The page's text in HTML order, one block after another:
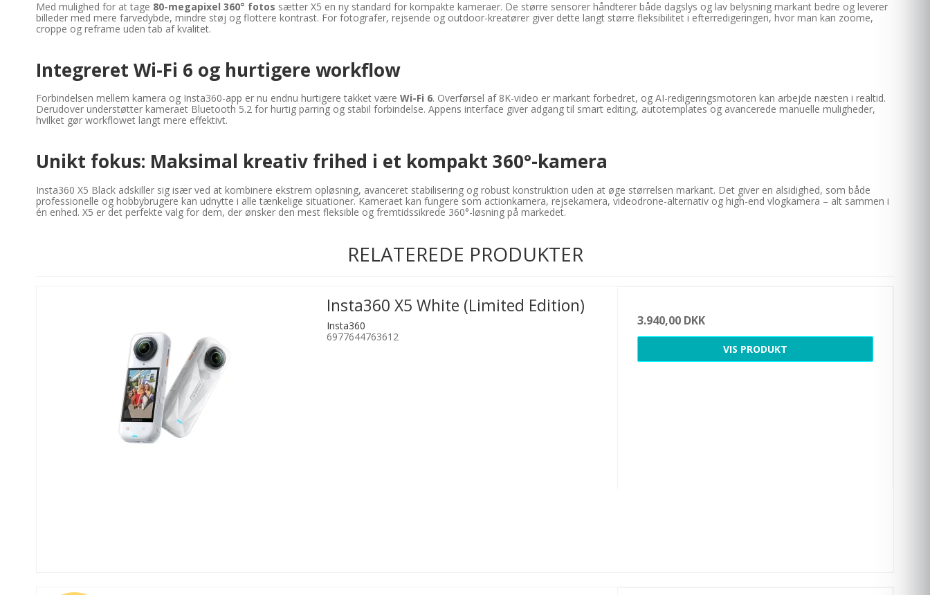
Med mulighed for at tage 80-megapixel 360° fotos sætter X5 en ny standard for kompakte kameraer. De større sensorer håndterer både dagslys og lav belysning markant bedre og leverer
billeder med mere farvedybde, mindre støj og flottere kontrast. For fotografer, rejsende og outdoor-kreatører giver dette langt større fleksibilitet i efterredigeringen, hvor man kan zoome,
croppe og reframe uden tab af kvalitet.
Integreret Wi-Fi 6 og hurtigere workflow
Forbindelsen mellem kamera og Insta360-app er nu endnu hurtigere takket være Wi-Fi 6. Overførsel af 8K-video er markant forbedret, og AI-redigeringsmotoren kan arbejde næsten i realtid.
Derudover understøtter kameraet Bluetooth 5.2 for hurtig parring og stabil forbindelse. Appens interface giver adgang til smart editing, autotemplates og avancerede manuelle muligheder,
hvilket gør workflowet langt mere effektivt.
Unikt fokus: Maksimal kreativ frihed i et kompakt 360°-kamera
Insta360 X5 Black adskiller sig især ved at kombinere ekstrem opløsning, avanceret stabilisering og robust konstruktion uden at øge størrelsen markant. Det giver en alsidighed, som både
professionelle og hobbybrugere kan udnytte i alle tænkelige situationer. Kameraet kan fungere som actionkamera, rejsekamera, videodrone-alternativ og high-end vlogkamera – alt sammen i
én enhed. X5 er det perfekte valg for dem, der ønsker den mest fleksible og fremtidssikrede 360°-løsning på markedet.
RELATEREDE PRODUKTER
Insta360 X5 White (Limited Edition)
Insta360
6977644763612
3.940,00 DKK
VIS PRODUKT